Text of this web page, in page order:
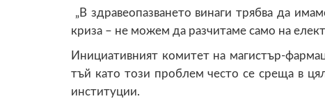
„В здравеопазването винаги трябва да
криза – не можем да разчитаме само на
Инициативният комитет на магистър-
тъй като този проблем често се среща в
институции.